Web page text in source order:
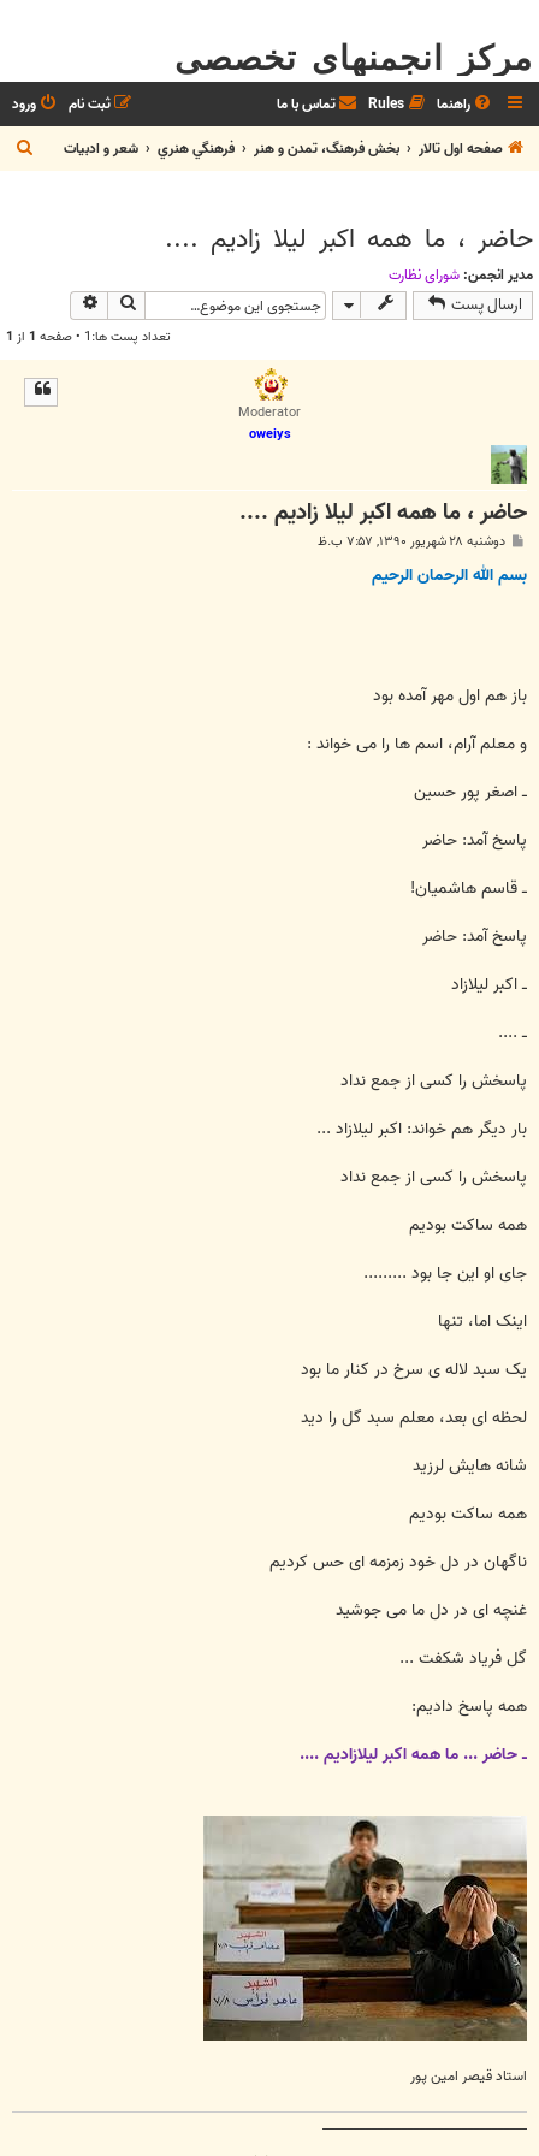
مرکز انجمنهای تخصصی
راهنما Rules تماس با ما ورود
ثبت نام
صفحه اول تالار
بخش فرهنگ، تمدن و هنر فرهنگي هنري شعر و ادبيات
س
حاضر ، ما همه اکبر لیلا زادیم ....
مدیر انجمن: شوراي نظارت
ارسال پست جستجو
تعداد پست ها:1 • صفحه 1 از 1
Moderator
oweiys
حاضر ، ما همه اکبر لیلا زادیم ....
ت
دوشنبه ۲۸ شهریور ۱۳۹۰, ۷:۵۷ ب.ظ
بسم الله الرحمان الرحیم
باز هم اول مهر آمده بود
و معلم آرام، اسم ها را می خواند :
ــ اصغر پور حسین
پاسخ آمد: حاضر
ــ قاسم هاشمیان!
پاسخ آمد: حاضر
ــ اکبر لیلازاد
ــ ....
پاسخش را کسی از جمع نداد
بار دیگر هم خواند: اکبر لیلازاد ...
پاسخش را کسی از جمع نداد
همه ساکت بودیم
جای او این جا بود .........
اینک اما، تنها
یک سبد لاله ی سرخ در کنار ما بود
لحظه ای بعد، معلم سبد گل را دید
شانه هایش لرزید
همه ساکت بودیم
ناگهان در دل خود زمزمه ای حس کردیم
غنچه ای در دل ما می جوشید
گل فریاد شکفت ...
همه پاسخ دادیم:
ــ حاضر ... ما همه اکبر لیلازادیم ....
استاد قیصر امین پور
__________________________________